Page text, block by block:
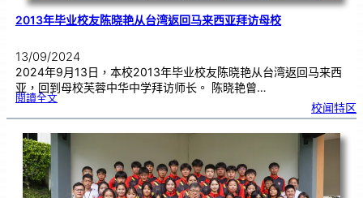
2013年毕业校友陈晓艳从台湾返回马来西亚拜访母校
13/09/2024
2024年9月13日，本校2013年毕业校友陈晓艳从台湾返回马来西
亚，回到母校芙蓉中华中学拜访师长。 陈晓艳曾…
閱讀全文:
2
3
毕
业
校
友
校闻特区